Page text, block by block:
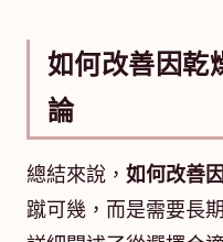
如何改善因乾
論
總結來說， 如何改善
蹴可幾，而是需要長